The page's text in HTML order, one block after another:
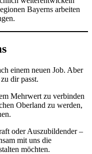
Bayerns arbeiten
einem neuen Job. Aber
dir passt.
Mehrwert zu verbinden
Oberland zu werden,
oder Auszubildender –
mit uns die
möchten.